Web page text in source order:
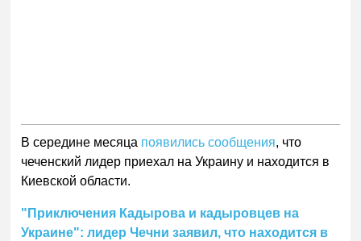
В середине месяца появились сообщения, что
чеченский лидер приехал на Украину и находится в
Киевской области.
"Приключения Кадырова и кадыровцев на
Украине": лидер Чечни заявил, что находится в